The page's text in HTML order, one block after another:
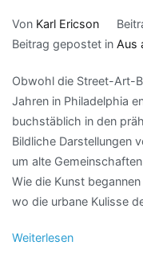
Von Karl Ericson
Beitrag gepostet in Aus
Obwohl die Street-Art-
Jahren in Philadelphia
buchstäblich in den
Bildliche Darstellungen
um alte
Wie die Kunst
wo die urbane Kulisse
Weiterlesen